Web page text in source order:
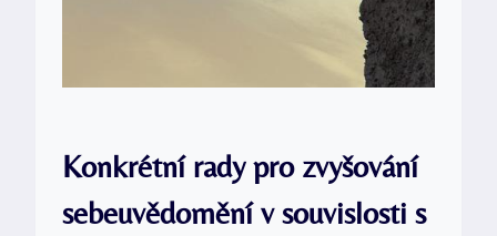
Konkrétní rady pro zvyšování
sebeuvědomění v souvislosti ‌s